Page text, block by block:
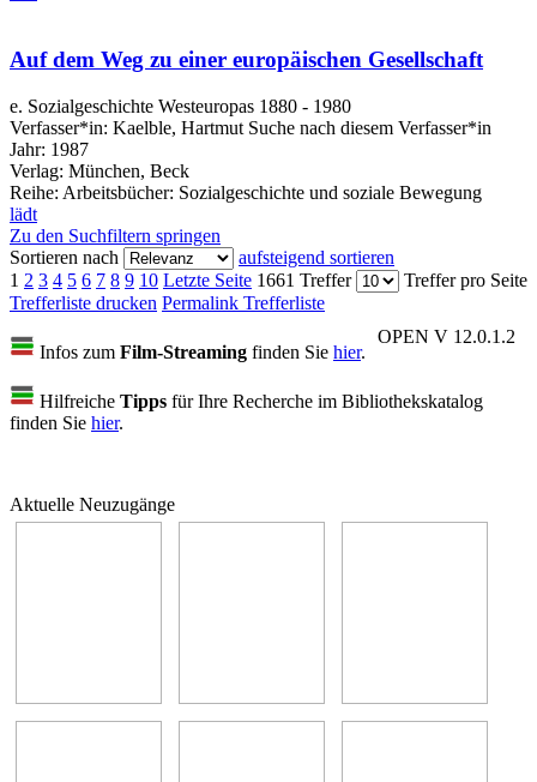
Auf dem Weg zu einer europäischen Gesellschaft
e. Sozialgeschichte Westeuropas 1880 - 1980
Verfasser*in: Kaelble, Hartmut Suche nach diesem Verfasser*in
Jahr: 1987
Verlag: München, Beck
Reihe: Arbeitsbücher: Sozialgeschichte und soziale Bewegung
lädt
Zu den Suchfiltern springen
Sortieren nach
aufsteigend sortieren
1 2 3 4 5 6 7 8 9 10 Letzte Seite 1661 Treffer
Treffer pro Seite
Trefferliste drucken Permalink Trefferliste
OPEN V 12.0.1.2
Infos zum Film-Streaming finden Sie hier.
Hilfreiche Tipps für Ihre Recherche im Bibliothekskatalog
finden Sie hier.
Aktuelle Neuzugänge